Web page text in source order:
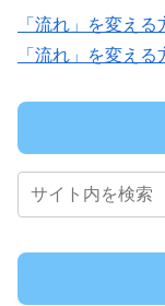
「流れ」を変える
「流れ」を変える